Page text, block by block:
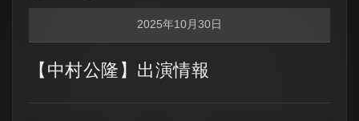
2025年10月30日
【中村公隆】出演情報